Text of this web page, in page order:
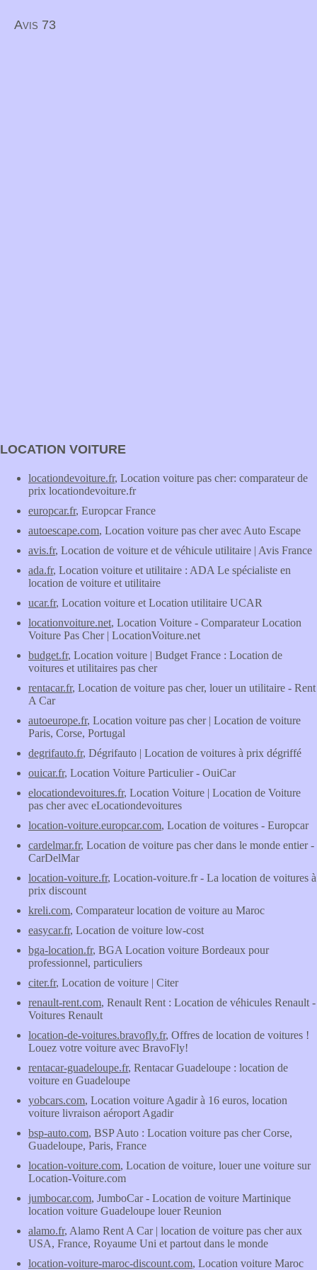
Avis 73
LOCATION VOITURE
locationdevoiture.fr, Location voiture pas cher: comparateur de
prix locationdevoiture.fr
europcar.fr, Europcar France
autoescape.com, Location voiture pas cher avec Auto Escape
avis.fr, Location de voiture et de véhicule utilitaire | Avis France
ada.fr, Location voiture et utilitaire : ADA Le spécialiste en
location de voiture et utilitaire
ucar.fr, Location voiture et Location utilitaire UCAR
locationvoiture.net, Location Voiture - Comparateur Location
Voiture Pas Cher | LocationVoiture.net
budget.fr, Location voiture | Budget France : Location de
voitures et utilitaires pas cher
rentacar.fr, Location de voiture pas cher, louer un utilitaire - Rent
A Car
autoeurope.fr, Location voiture pas cher | Location de voiture
Paris, Corse, Portugal
degrifauto.fr, Dégrifauto | Location de voitures à prix dégriffé
ouicar.fr, Location Voiture Particulier - OuiCar
elocationdevoitures.fr, Location Voiture | Location de Voiture
pas cher avec eLocationdevoitures
location-voiture.europcar.com, Location de voitures - Europcar
cardelmar.fr, Location de voiture pas cher dans le monde entier -
CarDelMar
location-voiture.fr, Location-voiture.fr - La location de voitures à
prix discount
kreli.com, Comparateur location de voiture au Maroc
easycar.fr, Location de voiture low-cost
bga-location.fr, BGA Location voiture Bordeaux pour
professionnel, particuliers
citer.fr, Location de voiture | Citer
renault-rent.com, Renault Rent : Location de véhicules Renault -
Voitures Renault
location-de-voitures.bravofly.fr, Offres de location de voitures !
Louez votre voiture avec BravoFly!
rentacar-guadeloupe.fr, Rentacar Guadeloupe : location de
voiture en Guadeloupe
yobcars.com, Location voiture Agadir à 16 euros, location
voiture livraison aéroport Agadir
bsp-auto.com, BSP Auto : Location voiture pas cher Corse,
Guadeloupe, Paris, France
location-voiture.com, Location de voiture, louer une voiture sur
Location-Voiture.com
jumbocar.com, JumboCar - Location de voiture Martinique
location voiture Guadeloupe louer Reunion
alamo.fr, Alamo Rent A Car | location de voiture pas cher aux
USA, France, Royaume Uni et partout dans le monde
location-voiture-maroc-discount.com, Location voiture Maroc